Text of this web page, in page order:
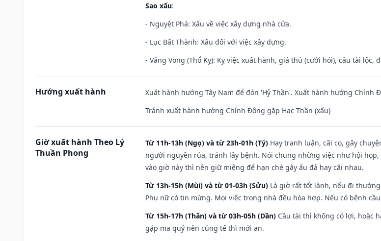
Sao xấu:
- Nguyệt Phá: Xấu về việc xây dựng nhà cửa.
- Lục Bất Thành: Xấu đối với việc xây dựng.
- Vãng Vong (Thổ Kỵ): Kỵ việc xuất hành, giá thú (cưới hỏi), cầu tài lộc,
Hướng xuất hành
Xuất hành hướng Tây Nam để đón 'Hỷ Thần'. Xuất hành hướng Chính
Tránh xuất hành hướng Chính Đông gặp Hạc Thần (xấu)
Giờ xuất hành Theo Lý
Thuần Phong
Từ 11h-13h (Ngọ) và từ 23h-01h (Tý) Hay tranh luận, cãi cọ, gây
người nguyền rủa, tránh lây bệnh. Nói chung những việc như hội
vào giờ này thì nên giữ miệng để hạn ché gây ẩu đả hay cãi nhau.
Từ 13h-15h (Mùi) và từ 01-03h (Sửu) Là giờ rất tốt lành, nếu đi
Phụ nữ có tin mừng. Mọi việc trong nhà đều hòa hợp. Nếu có bệnh
Từ 15h-17h (Thân) và từ 03h-05h (Dần) Cầu tài thì không có lợi, hoặc
gặp ma quỷ nên cúng tế thì mới an.